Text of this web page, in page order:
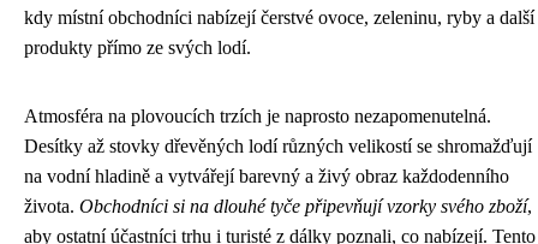
kdy místní obchodníci nabízejí čerstvé ovoce, zeleninu, ryby a další
produkty přímo ze svých lodí.
Atmosféra na plovoucích trzích je naprosto nezapomenutelná.
Desítky až stovky dřevěných lodí různých velikostí se shromažďují
na vodní hladině a vytvářejí barevný a živý obraz každodenního
života. Obchodníci si na dlouhé tyče připevňují vzorky svého zboží,
aby ostatní účastníci trhu i turisté z dálky poznali, co nabízejí. Tento